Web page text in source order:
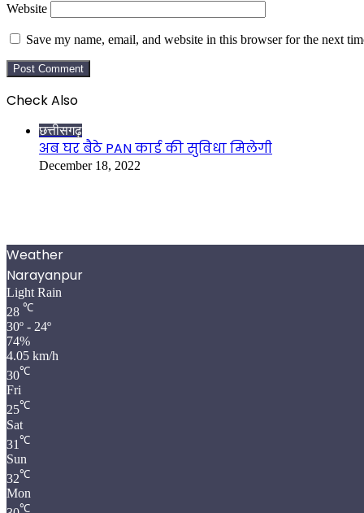
Website
Save my name, email, and website in this browser for the next
Check Also
छत्तीसगढ़
अब घर बैठे PAN कार्ड की सुविधा मिलेगी
December 18, 2022
Weather
Narayanpur
Light Rain
28 ℃
30º - 24º
74%
4.05 km/h
30℃
Fri
25℃
Sat
31 ℃
Sun
32℃
Mon
℃